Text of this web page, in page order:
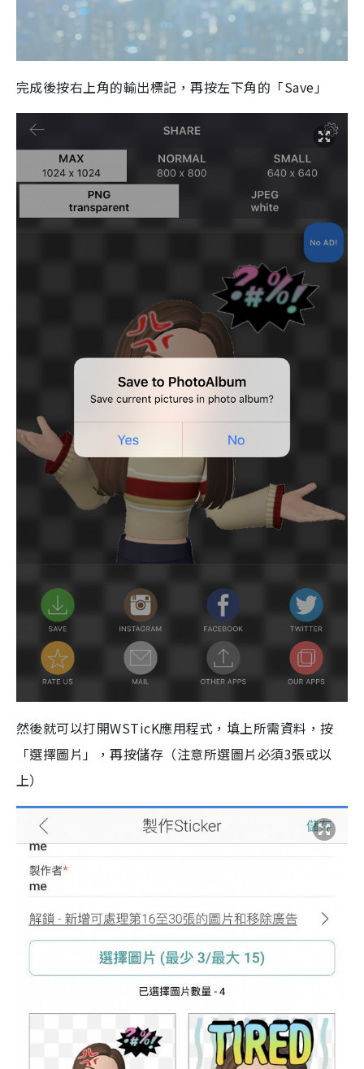
完成後按右上角的輸出標記，再按左下角的「Save」
然後就可以打開WSTicK應用程式，填上所需資料，按
「選擇圖片」，再按儲存（注意所選圖片必須3張或以
上）